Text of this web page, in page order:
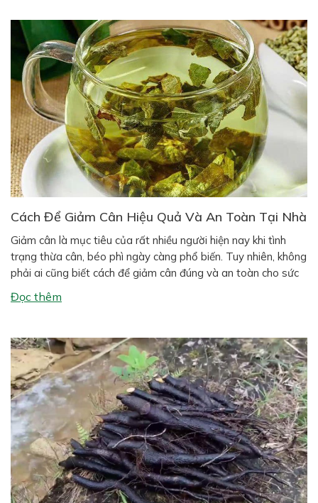
Cách Để Giảm Cân Hiệu Quả Và An Toàn Tại Nhà
Giảm cân là mục tiêu của rất nhiều người hiện nay khi tình
trạng thừa cân, béo phì ngày càng phổ biến. Tuy nhiên, không
phải ai cũng biết cách để giảm cân đúng và an toàn cho sức
khỏe. Nhiều người áp dụng các phương pháp giảm cân cấp
tốc khiến cơ thể mệt […]
Đọc thêm